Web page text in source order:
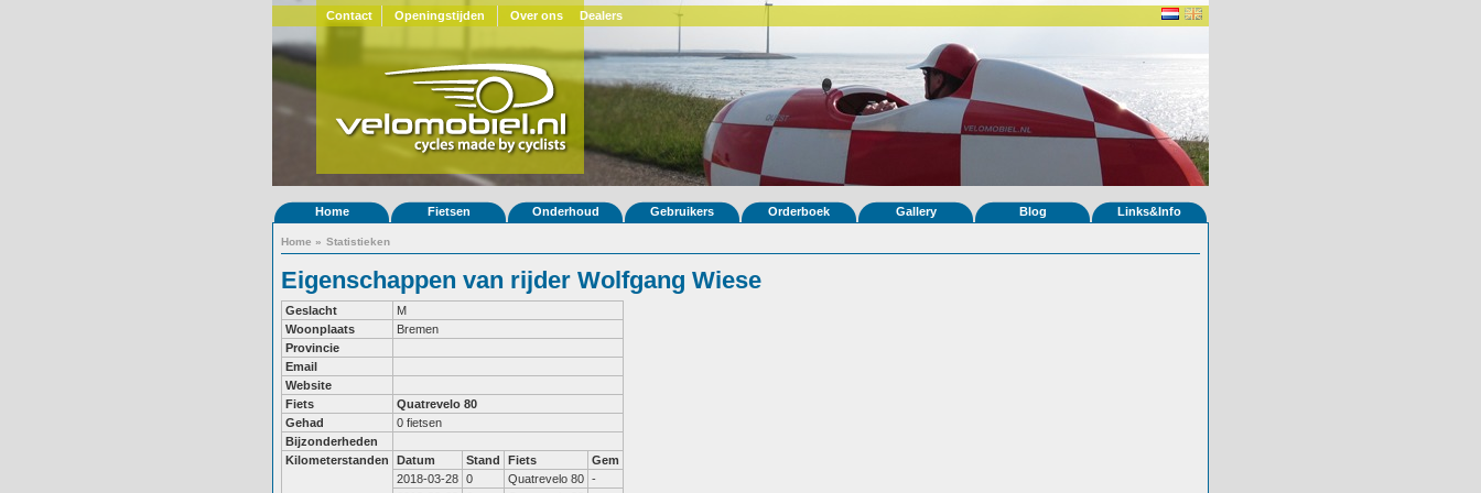
Contact Openingstijden Over ons Dealers
Home Fietsen Onderhoud Gebruikers Orderboek Gallery Blog Links&Info
Home » Statistieken
Eigenschappen van rijder Wolfgang Wiese
Geslacht
M
Woonplaats
Bremen
Provincie
Email
Website
Fiets
Quatrevelo 80
Gehad
0 fietsen
Bijzonderheden
Kilometerstanden
Datum Stand Fiets
Gem
2018-03-28 0 Quatrevelo 80 -